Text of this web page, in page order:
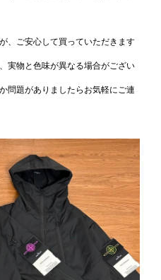
、ご安心して買っていただきます
実物と色味が異なる場合がござい
問題がありましたらお気軽にご連